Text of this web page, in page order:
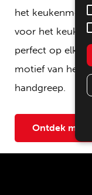
het
voor het
perfect op
motief van het
handgreep.
Ontdek meer